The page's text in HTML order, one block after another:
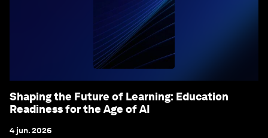
Shaping the Future of Learning: Education
Readiness for the Age of AI
4 jun. 2026